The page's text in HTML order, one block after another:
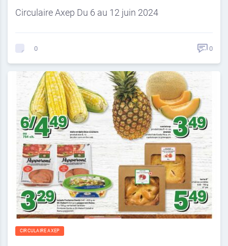
Circulaire Axep Du 6 au 12 juin 2024
0 0
CIRCULAIRE AXEP